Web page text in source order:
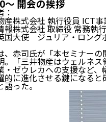
～ 開会の挨拶
：
産株式会社 執行役員 ICT
報株式会社 取締役 常務執
国大使 ジュリア・ロング
、赤司氏が「本セミナー
。「三井物産はウェルネ
・ゼウレカへの支援など
的に進化させる鍵になる
語った。